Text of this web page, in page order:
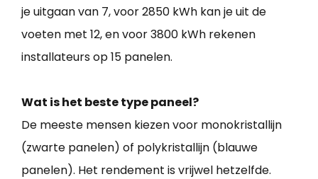
je uitgaan van 7, voor 2850 kWh kan je uit de
voeten met 12, en voor 3800 kWh rekenen
installateurs op 15 panelen.
Wat is het beste type paneel?
De meeste mensen kiezen voor monokristallijn
(zwarte panelen) of polykristallijn (blauwe
panelen). Het rendement is vrijwel hetzelfde.